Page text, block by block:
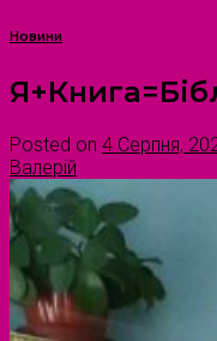
Новини
Posted on 4 Серпня,
Валерій